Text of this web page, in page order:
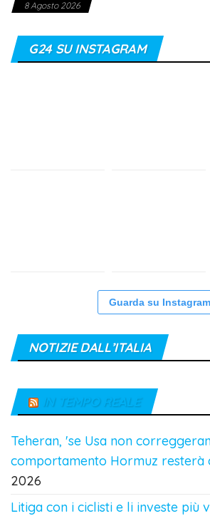
8 Agosto 2026
G24 SU INSTAGRAM
Guarda su Instagram
NOTIZIE DALL’ITALIA
IN TEMPO REALE
Teheran, 'se Usa non
comportamento Hormuz resterà
2026
Litiga con i ciclisti e li investe più